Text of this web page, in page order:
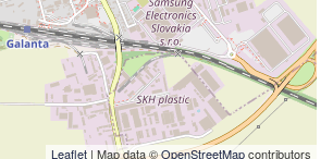
Leaflet | Map data ©OpenStreetMapcontributors